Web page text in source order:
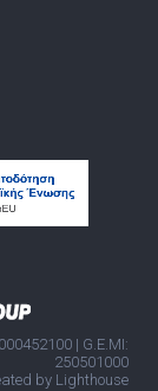
| G.E.MI:
250501000
by Lighthouse